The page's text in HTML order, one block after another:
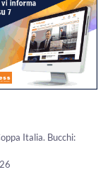
Italia. Bucchi: